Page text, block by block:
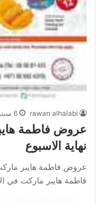
rawan alhalabi 6 سبتمبر,2018
عروض فاطمة
نهاية الاسبوع
عروض فاطمة هايبر
فاطمة هايبر ماركت في